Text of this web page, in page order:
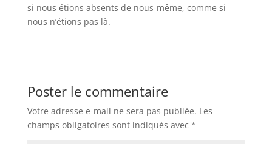
si nous étions absents de nous-même, comme si
nous n’étions pas là.
Poster le commentaire
Votre adresse e-mail ne sera pas publiée. Les
champs obligatoires sont indiqués avec *